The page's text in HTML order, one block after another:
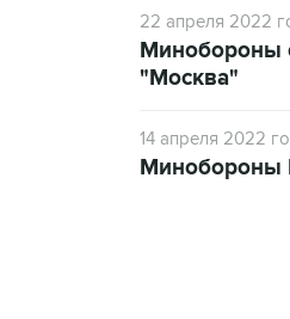
22 апреля 2022
Минобороны
"Москва"
14 апреля 2022
Минобороны